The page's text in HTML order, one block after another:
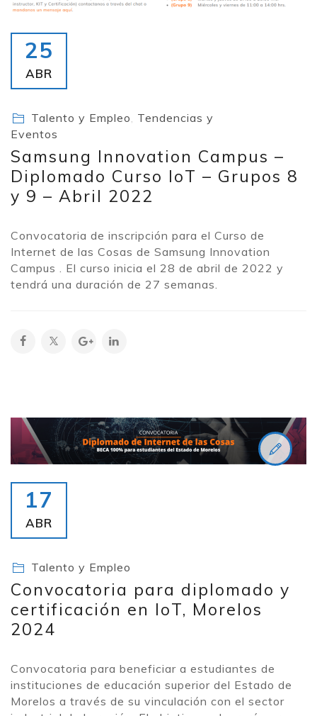
25
ABR
Talento y Empleo Tendencias y
Eventos
Samsung Innovation Campus –
Diplomado Curso IoT – Grupos 8
y 9 – Abril 2022
Convocatoria de inscripción para el Curso de
Internet de las Cosas de Samsung Innovation
Campus . El curso inicia el 28 de abril de 2022 y
tendrá una duración de 27 semanas.
17
ABR
Talento y Empleo
Convocatoria para diplomado y
certificación en IoT, Morelos
2024
Convocatoria para beneficiar a estudiantes de
instituciones de educación superior del Estado de
Morelos a través de su vinculación con el sector